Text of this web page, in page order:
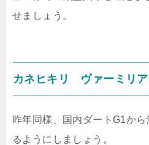
せましょう。
カネヒキリ ヴァーミリ
昨年同様、国内ダートG1か
るようにしましょう。